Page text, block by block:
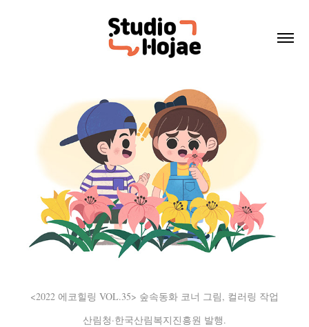
<2022 에코힐링 VOL.35> 숲속동화 코너 그림, 컬러링 작업
산림청·한국산림복지진흥원 발행.